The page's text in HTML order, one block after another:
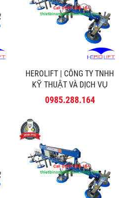
HEROLIFT | CÔNG TY TNHH
KỸ THUẬT VÀ DỊCH VỤ
MINH PHÚ
0985.288.164